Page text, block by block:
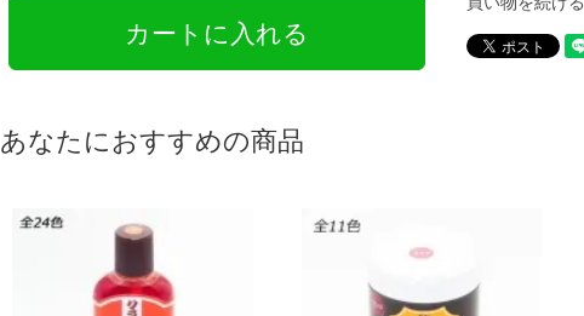
あなたにおすすめの商品